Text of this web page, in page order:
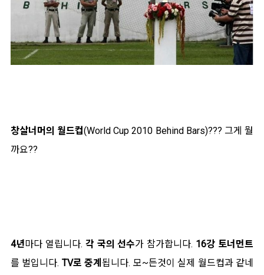
창살너머의 월드컵(World Cup 2010 Behind Bars)??? 그게 뭘
까요??
4년마다 열립니다. 각 국의 선수가 참가합니다. 16강 토너먼트
를 벌입니다. TV로 중계됩니다. 모~든것이 실제 월드컵과 같네